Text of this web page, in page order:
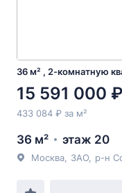
36 м² , 2-комнатную
15 591 000 ₽
433 084 ₽ за м²
36 м² этаж 20
Москва ЗАО р-н